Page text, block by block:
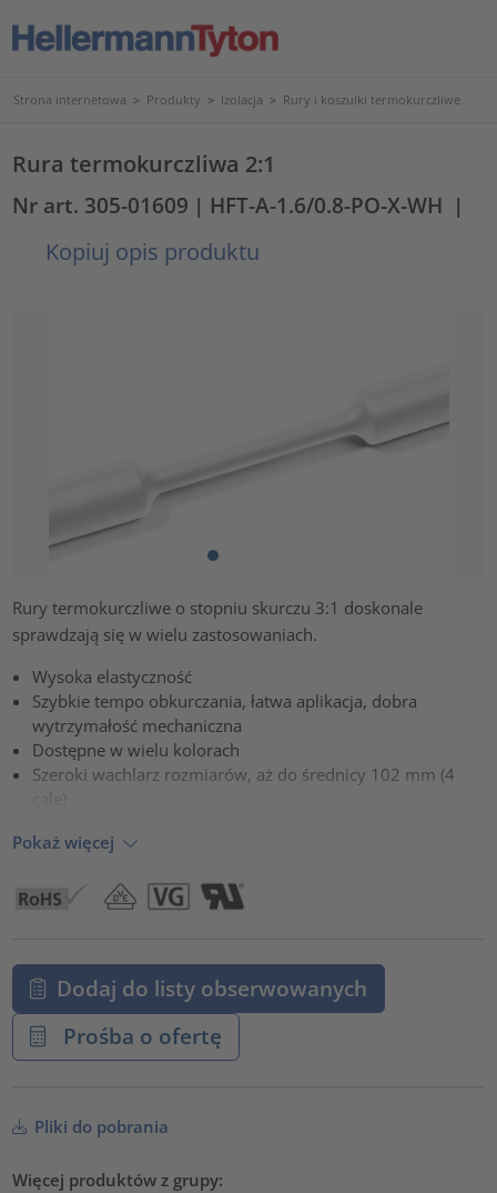
Strona internetowa > Produkty > Izolacja > Rury i koszulki termokurczliwe
Rura termokurczliwa 2:1
Nr art. 305-01609 | HFT-A-1.6/0.8-PO-X-WH |
Kopiuj opis produktu
Rury termokurczliwe o stopniu skurczu 3:1 doskonale
sprawdzają się w wielu zastosowaniach.
Wysoka elastyczność
Szybkie tempo obkurczania, łatwa aplikacja, dobra
wytrzymałość mechaniczna
Dostępne w wielu kolorach
Szeroki wachlarz rozmiarów, aż do średnicy 102 mm (4
Pokaż więcej
Dodaj do listy obserwowanych
Prośba o ofertę
Pliki do pobrania
Więcej produktów z grupy: